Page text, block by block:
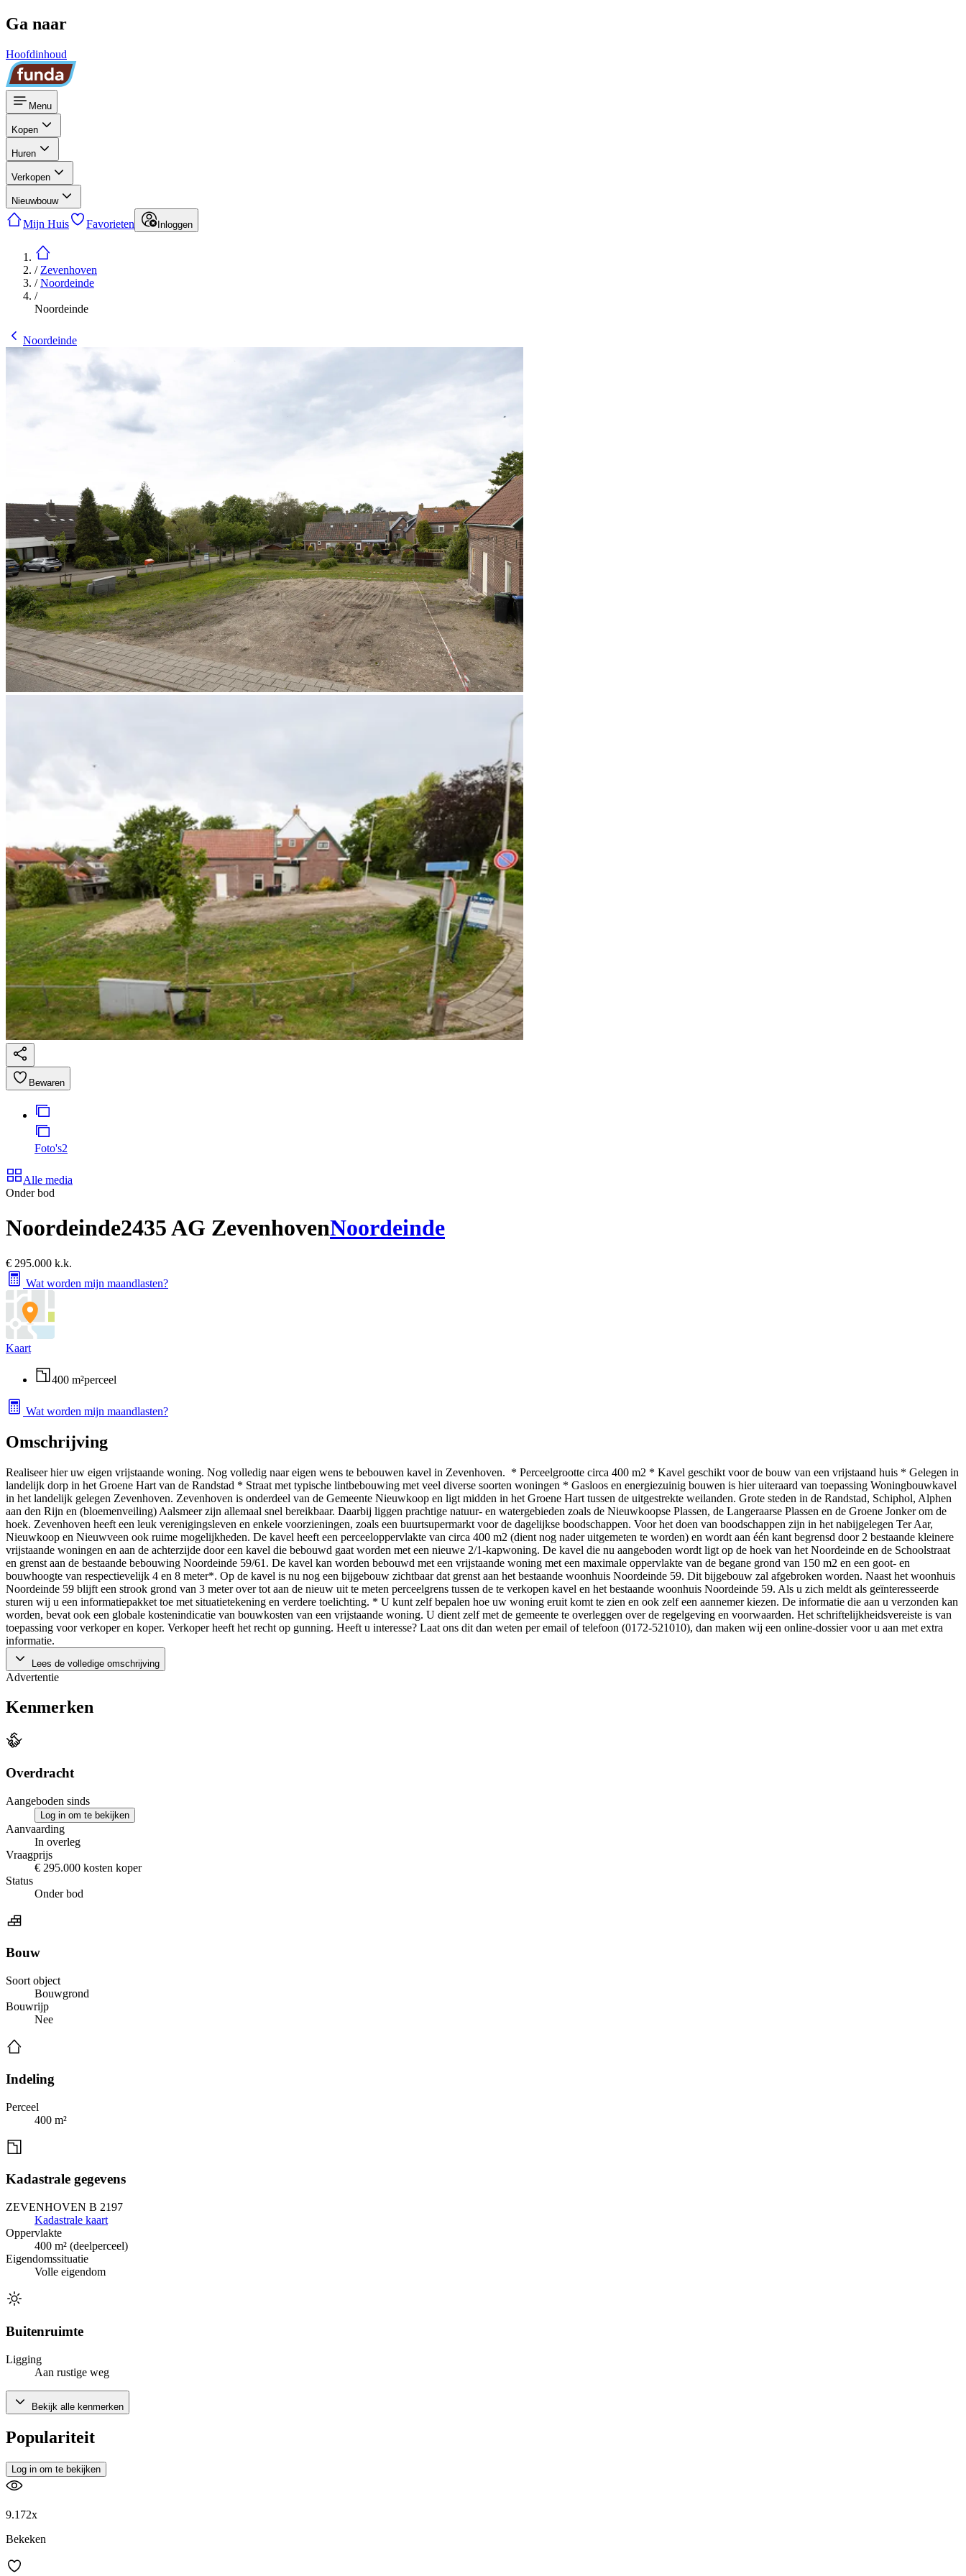
Ga naar
Hoofdinhoud
Menu
Kopen
Huren
Verkopen
Nieuwbouw
Mijn Huis Favorieten Inloggen
/ Zevenhoven
/Noordeinde
/
Noordeinde
Noordeinde
Bewaren
Foto's2
Alle media
Onder bod
Noordeinde2435 AG ZevenhovenNoordeinde
€ 295.000 k.k.
Wat worden mijn maandlasten?
Kaart
400 m²perceel
Wat worden mijn maandlasten?
Omschrijving
Realiseer hier uw eigen vrijstaande woning. Nog volledig naar eigen wens te bebouwen kavel in Zevenhoven. * Perceelgrootte circa 400 m2 * Kavel geschikt voor de bouw van een vrijstaand huis * Gelegen in
landelijk dorp in het Groene Hart van de Randstad * Straat met typische lintbebouwing met veel diverse soorten woningen * Gasloos en energiezuinig bouwen is hier uiteraard van toepassing Woningbouwkavel
in het landelijk gelegen Zevenhoven. Zevenhoven is onderdeel van de Gemeente Nieuwkoop en ligt midden in het Groene Hart tussen de uitgestrekte weilanden. Grote steden in de Randstad, Schiphol, Alphen
aan den Rijn en (bloemenveiling) Aalsmeer zijn allemaal snel bereikbaar. Daarbij liggen prachtige natuur- en watergebieden zoals de Nieuwkoopse Plassen, de Langeraarse Plassen en de Groene Jonker om de
hoek. Zevenhoven heeft een leuk verenigingsleven en enkele voorzieningen, zoals een buurtsupermarkt voor de dagelijkse boodschappen. Voor het doen van boodschappen zijn in het nabijgelegen Ter Aar,
Nieuwkoop en Nieuwveen ook ruime mogelijkheden. De kavel heeft een perceeloppervlakte van circa 400 m2 (dient nog nader uitgemeten te worden) en wordt aan één kant begrensd door 2 bestaande kleinere
vrijstaande woningen en aan de achterzijde door een kavel die bebouwd gaat worden met een nieuwe 2/1-kapwoning. De kavel die nu aangeboden wordt ligt op de hoek van het Noordeinde en de Schoolstraat
en grenst aan de bestaande bebouwing Noordeinde 59/61. De kavel kan worden bebouwd met een vrijstaande woning met een maximale oppervlakte van de begane grond van 150 m2 en een goot- en
bouwhoogte van respectievelijk 4 en 8 meter*. Op de kavel is nu nog een bijgebouw zichtbaar dat grenst aan het bestaande woonhuis Noordeinde 59. Dit bijgebouw zal afgebroken worden. Naast het woonhuis
Noordeinde 59 blijft een strook grond van 3 meter over tot aan de nieuw uit te meten perceelgrens tussen de te verkopen kavel en het bestaande woonhuis Noordeinde 59. Als u zich meldt als geïnteresseerde
sturen wij u een informatiepakket toe met situatietekening en verdere toelichting. * U kunt zelf bepalen hoe uw woning eruit komt te zien en ook zelf een aannemer kiezen. De informatie die aan u verzonden kan
worden, bevat ook een globale kostenindicatie van bouwkosten van een vrijstaande woning. U dient zelf met de gemeente te overleggen over de regelgeving en voorwaarden. Het schriftelijkheidsvereiste is van
toepassing voor verkoper en koper. Verkoper heeft het recht op gunning. Heeft u interesse? Laat ons dit dan weten per email of telefoon (0172-521010), dan maken wij een online-dossier voor u aan met extra
informatie.
Lees de volledige omschrijving
Advertentie
Kenmerken
Overdracht
Aangeboden sinds
Log in om te bekijken
Aanvaarding
In overleg
Vraagprijs
€ 295.000 kosten koper
Status
Onder bod
Bouw
Soort object
Bouwgrond
Bouwrijp
Nee
Indeling
Perceel
400 m²
Kadastrale gegevens
ZEVENHOVEN B 2197
Kadastrale kaart
Oppervlakte
400 m² (deelperceel)
Eigendomssituatie
Volle eigendom
Buitenruimte
Ligging
Aan rustige weg
Bekijk alle kenmerken
Populariteit
Log in om te bekijken
9.172x
Bekeken